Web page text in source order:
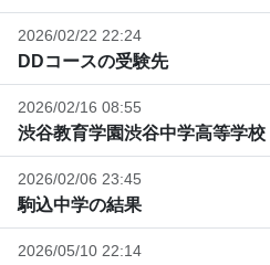
2026/02/22 22:24
DDコースの受験先
2026/02/16 08:55
渋谷教育学園渋谷中学高等学
2026/02/06 23:45
駒込中学の結果
2026/05/10 22:14